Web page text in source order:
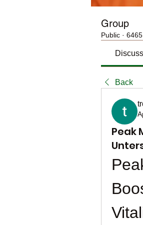
Group
Public ·
Back
Peak